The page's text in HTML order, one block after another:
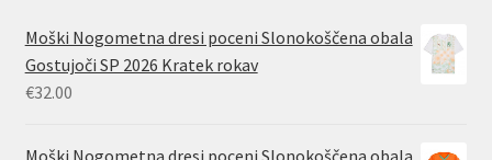
Moški Nogometna dresi poceni Slonokoščena obala
Gostujoči SP 2026 Kratek rokav
€32.00
Moški Nogometna dresi poceni Slonokoščena obala